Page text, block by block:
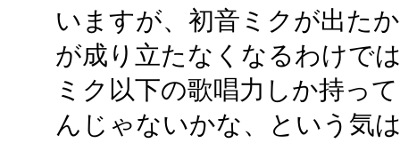
いますが、初音ミクが出た
が成り立たなくなるわけで
ミク以下の歌唱力しか持っ
んじゃないかな、という気